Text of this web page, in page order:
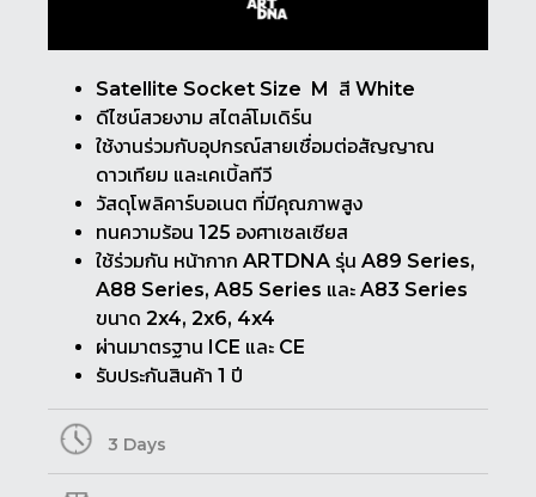
Satellite Socket Size M สี White
ดีไซน์สวยงาม สไตล์โมเดิร์น
ใช้งานร่วมกับอุปกรณ์สายเชื่อมต่อสัญญาณ
ดาวเทียม และเคเบิ้ลทีวี
วัสดุโพลิคาร์บอเนต ที่มีคุณภาพสูง
ทนความร้อน 125 องศาเซลเซียส
ใช้ร่วมกัน หน้ากาก ARTDNA รุ่น A89 Series,
A88 Series, A85 Series และ A83 Series
ขนาด 2x4, 2x6, 4x4
ผ่านมาตรฐาน ICE และ CE
รับประกันสินค้า 1 ปี
3 Days